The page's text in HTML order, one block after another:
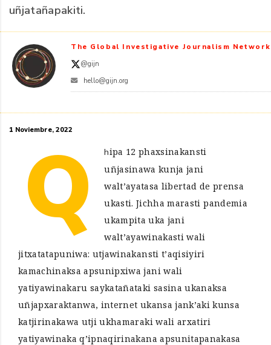
uñjatañapakiti.
The Global Investigative Journalism Network
@gijn
hello@gijn.org
1 Noviembre, 2022
Q
hipa 12 phaxsinakansti
uñjasinawa kunja jani
walt’ayatasa libertad de prensa
ukasti. Jichha marasti pandemia
ukampita uka jani
walt’ayawinakasti wali
jitxatatapuniwa: utjawinakansti t’aqisiyiri
kamachinaksa apsunipxiwa jani wali
yatiyawinakaru saykatañataki sasina ukanaksa
uñjapxaraktanwa, internet ukansa jank’aki kunsa
katjirinakawa utji ukhamaraki wali arxatiri
yatiyawinaka q’ipnaqirinakana apsunitapanakasa